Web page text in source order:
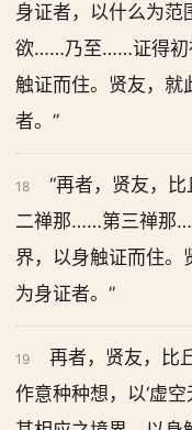
身证者，以什么为范
欲……乃至……证得初
触证而住。贤友，就
者。”
18
“再者，贤友，
二禅那……第三禅那
界，以身触证而住。
为身证者。”
19
再者，贤友，比
作意种种想，以‘虚